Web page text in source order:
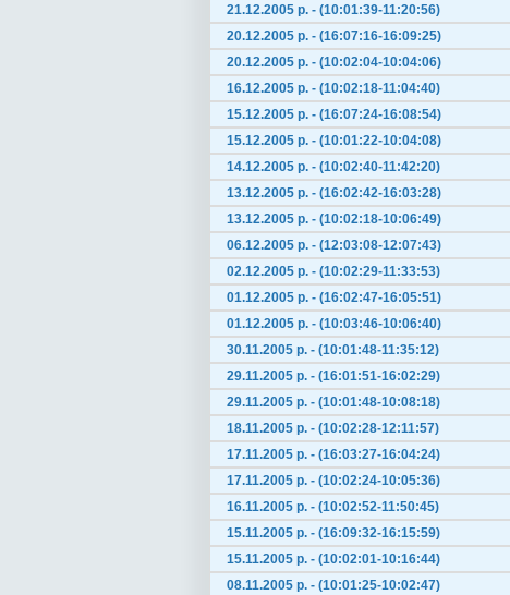
21.12.2005 р. - (10:01:39-11:20:56)
20.12.2005 р. - (16:07:16-16:09:25)
20.12.2005 р. - (10:02:04-10:04:06)
16.12.2005 р. - (10:02:18-11:04:40)
15.12.2005 р. - (16:07:24-16:08:54)
15.12.2005 р. - (10:01:22-10:04:08)
14.12.2005 р. - (10:02:40-11:42:20)
13.12.2005 р. - (16:02:42-16:03:28)
13.12.2005 р. - (10:02:18-10:06:49)
06.12.2005 р. - (12:03:08-12:07:43)
02.12.2005 р. - (10:02:29-11:33:53)
01.12.2005 р. - (16:02:47-16:05:51)
01.12.2005 р. - (10:03:46-10:06:40)
30.11.2005 р. - (10:01:48-11:35:12)
29.11.2005 р. - (16:01:51-16:02:29)
29.11.2005 р. - (10:01:48-10:08:18)
18.11.2005 р. - (10:02:28-12:11:57)
17.11.2005 р. - (16:03:27-16:04:24)
17.11.2005 р. - (10:02:24-10:05:36)
16.11.2005 р. - (10:02:52-11:50:45)
15.11.2005 р. - (16:09:32-16:15:59)
15.11.2005 р. - (10:02:01-10:16:44)
08.11.2005 р. - (10:01:25-10:02:47)